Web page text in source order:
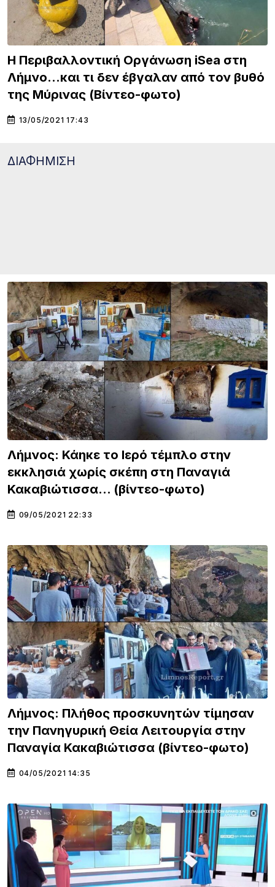
Η Περιβαλλοντική Οργάνωση iSea στη
Λήμνο…και τι δεν έβγαλαν από τον βυθό
της Μύρινας (Βίντεο-φωτο)
13/05/2021 17:43
ΔΙΑΦΗΜΙΣΗ
Λήμνος: Κάηκε το Ιερό τέμπλο στην
εκκλησιά χωρίς σκέπη στη Παναγιά
Κακαβιώτισσα… (βίντεο-φωτο)
09/05/2021 22:33
Λήμνος: Πλήθος προσκυνητών τίμησαν
την Πανηγυρική Θεία Λειτουργία στην
Παναγία Κακαβιώτισσα (βίντεο-φωτο)
04/05/2021 14:35